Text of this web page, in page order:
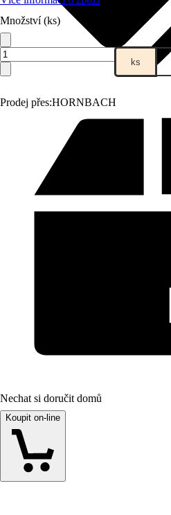
Prodej přes:HORNBACH
Množství (ks)
ks
Nechat si doručit domů
Koupit on-line